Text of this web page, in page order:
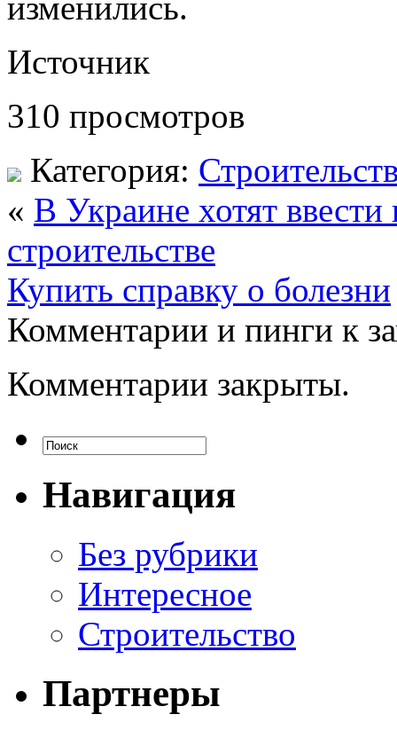
Источник
310 просмотров
Категория:
« В Украине хотят
строительстве
Купить справку о болезни
Комментарии и пинги к
Комментарии закрыты.
Навигация
Без рубрики
Интересное
Строительство
Партнеры